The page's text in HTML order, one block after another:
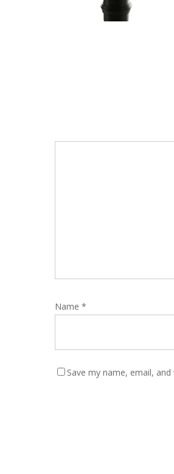
Name *
Save my name, email,